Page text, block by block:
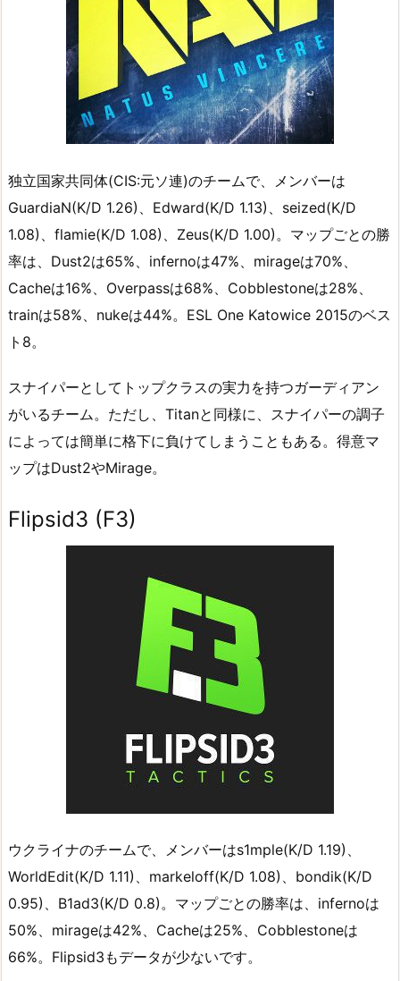
独立国家共同体(CIS:元ソ連)のチームで、メンバーは
GuardiaN(K/D 1.26)、Edward(K/D 1.13)、seized(K/D
1.08)、flamie(K/D 1.08)、Zeus(K/D 1.00)。マップごとの勝
率は、Dust2は65%、infernoは47%、mirageは70%、
Cacheは16%、Overpassは68%、Cobblestoneは28%、
trainは58%、nukeは44%。ESL One Katowice 2015のベス
ト8。
スナイパーとしてトップクラスの実力を持つガーディアン
がいるチーム。ただし、Titanと同様に、スナイパーの調子
によっては簡単に格下に負けてしまうこともある。得意マ
ップはDust2やMirage。
Flipsid3 (F3)
ウクライナのチームで、メンバーはs1mple(K/D 1.19)、
WorldEdit(K/D 1.11)、markeloff(K/D 1.08)、bondik(K/D
0.95)、B1ad3(K/D 0.8)。マップごとの勝率は、infernoは
50%、mirageは42%、Cacheは25%、Cobblestoneは
66%。Flipsid3もデータが少ないです。